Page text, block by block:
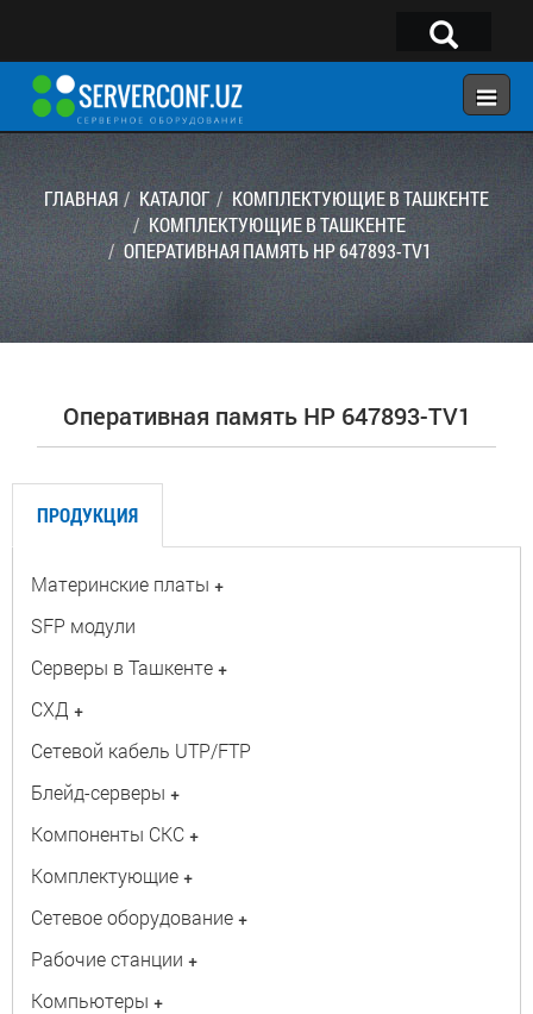
×
ГЛАВНАЯ
КОНФИГУРАТОР
КАТАЛОГ
Telegram:@serverconf_uz
Тел: (90) 932-18-00
ГЛАВНАЯ КАТАЛОГ
КОМПЛЕКТУЮЩИЕ В ТАШКЕНТЕ
КОМПЛЕКТУЮЩИЕ В ТАШКЕНТЕ
ОПЕРАТИВНАЯ ПАМЯТЬ HP 647893-TV1
Оперативная память HP 647893-TV1
ПРОДУКЦИЯ
Материнские платы +
SFP модули
Серверы в Ташкенте +
СХД +
Сетевой кабель UTP/FTP
Блейд-серверы +
Компоненты СКС +
Комплектующие +
Сетевое оборудование +
Рабочие станции +
Компьютеры +